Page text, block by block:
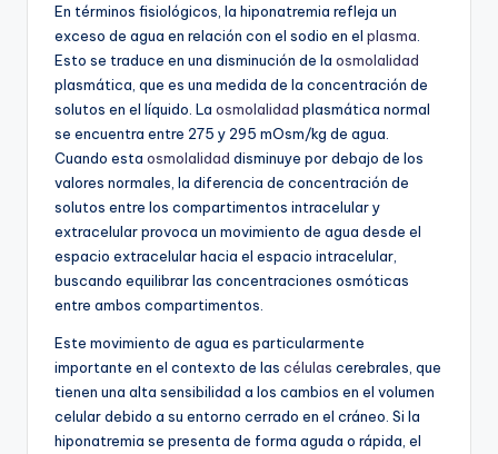
En términos fisiológicos, la hiponatremia refleja un
exceso de agua en relación con el sodio en el plasma
Esto se traduce en una disminución de la osmolalidad
plasmática, que es una medida de la concentración de
solutos en el líquido. La osmolalidad plasmática normal
se encuentra entre 275 y 295 mOsm/kg de agua.
Cuando esta osmolalidad disminuye por debajo de los
valores normales, la diferencia de concentración de
solutos entre los compartimentos intracelular y
extracelular provoca un movimiento de agua desde el
espacio extracelular hacia el espacio intracelular,
buscando equilibrar las concentraciones osmóticas
entre ambos compartimentos.
Este movimiento de agua es particularmente
importante en el contexto de las células cerebrales, que
tienen una alta sensibilidad a los cambios en el volumen
celular debido a su entorno cerrado en el cráneo. Si la
hiponatremia se presenta de forma aguda o rápida, el